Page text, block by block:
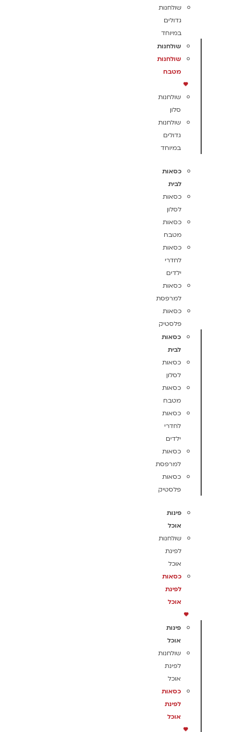
שולחנות
גדולים
במיוחד
שולחנות
שולחנות
מטבח
שולחנות
סלון
שולחנות
גדולים
במיוחד
כסאות
לבית
כסאות
לסלון
כסאות
מטבח
כסאות
לחדרי
ילדים
כסאות
למרפסת
כסאות
פלסטיק
כסאות
לבית
כסאות
לסלון
כסאות
מטבח
כסאות
לחדרי
ילדים
כסאות
למרפסת
כסאות
פלסטיק
פינות
אוכל
שולחנות
לפינת
אוכל
כסאות
לפינת
אוכל
פינות
אוכל
שולחנות
לפינת
אוכל
כסאות
לפינת
אוכל